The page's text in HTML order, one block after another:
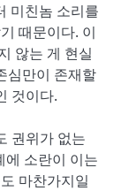
미친놈 소리를
때문이다. 이
않는 게 현실
심만이 존재할
것이다.
권위가 없는
에 소란이 이는
마찬가지일